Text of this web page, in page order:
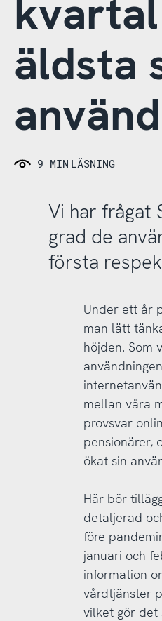
äldsta
9 MIN LÄSNING
Vi har frågat
grad de
första
Under ett år
man lätt
höjden. Som
mellan våra
provsvar
pensionärer,
ökat sin
Här bör
detaljerad
före
januari och
information
vårdtjänster
vilket gör det